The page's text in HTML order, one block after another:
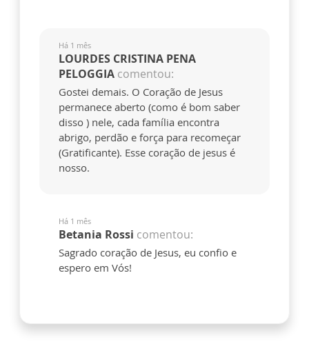
Há 1 mês
LOURDES CRISTINA PENA
PELOGGIA comentou:
Gostei demais. O Coração de Jesus
permanece aberto (como é bom saber
disso ) nele, cada família encontra
abrigo, perdão e força para recomeçar
(Gratificante). Esse coração de jesus é
nosso.
Há 1 mês
Betania Rossi comentou:
Sagrado coração de Jesus, eu confio e
espero em Vós!